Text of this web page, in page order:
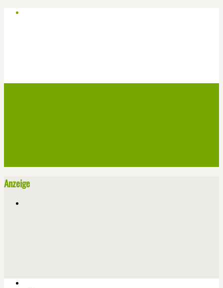
Anzeige